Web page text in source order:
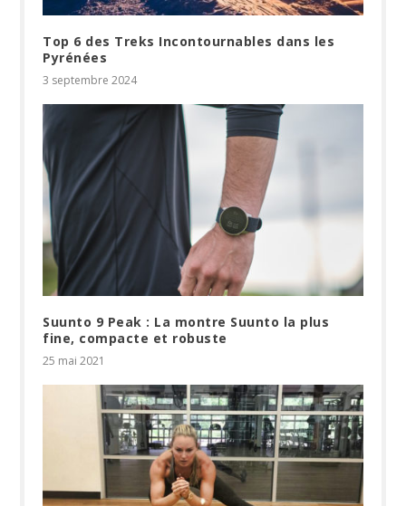
Top 6 des Treks Incontournables dans les
Pyrénées
3 septembre 2024
Suunto 9 Peak : La montre Suunto la plus
fine, compacte et robuste
25 mai 2021